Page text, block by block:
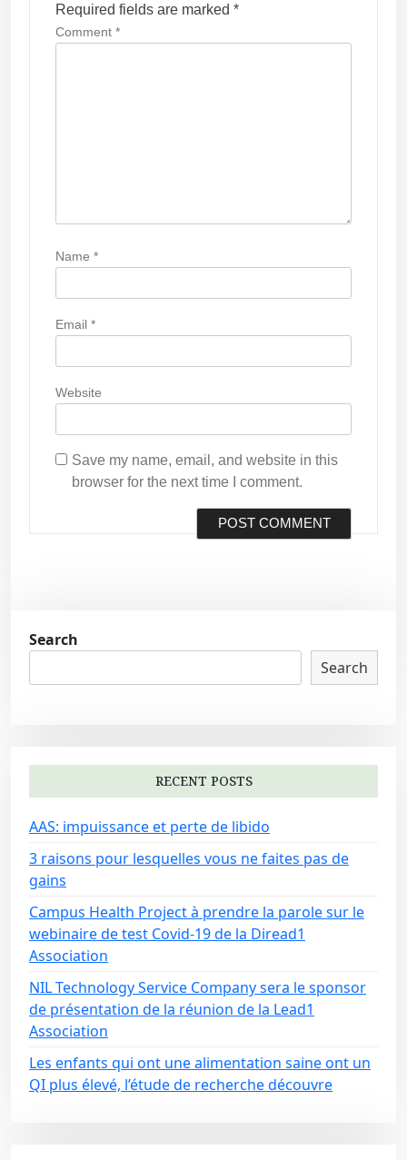
Required fields are marked *
Comment *
Name *
Email *
Website
Save my name, email, and website in this
browser for the next time I comment.
Search
Search
RECENT POSTS
AAS: impuissance et perte de libido
3 raisons pour lesquelles vous ne faites pas de
gains
Campus Health Project à prendre la parole sur le
webinaire de test Covid-19 de la Diread1
Association
NIL Technology Service Company sera le sponsor
de présentation de la réunion de la Lead1
Association
Les enfants qui ont une alimentation saine ont un
QI plus élevé, l’étude de recherche découvre